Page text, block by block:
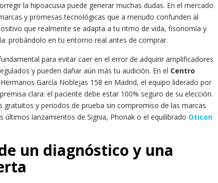
la hipoacusia puede generar muchas dudas. En el mercado
y promesas tecnológicas que a menudo confunden al
que realmente se adapta a tu ritmo de vida, fisonomía y
probándolo en tu entorno real antes de comprar.
para evitar caer en el error de adquirir amplificadores
y pueden dañar aún más tu audición. En el Centro
García Noblejas 158 en Madrid, el equipo liderado por
clara: el paciente debe estar 100% seguro de su elección.
y periodos de prueba sin compromiso de las marcas
últimos lanzamientos de Signia, Phonak o el equilibrado Oticon
un diagnóstico y una